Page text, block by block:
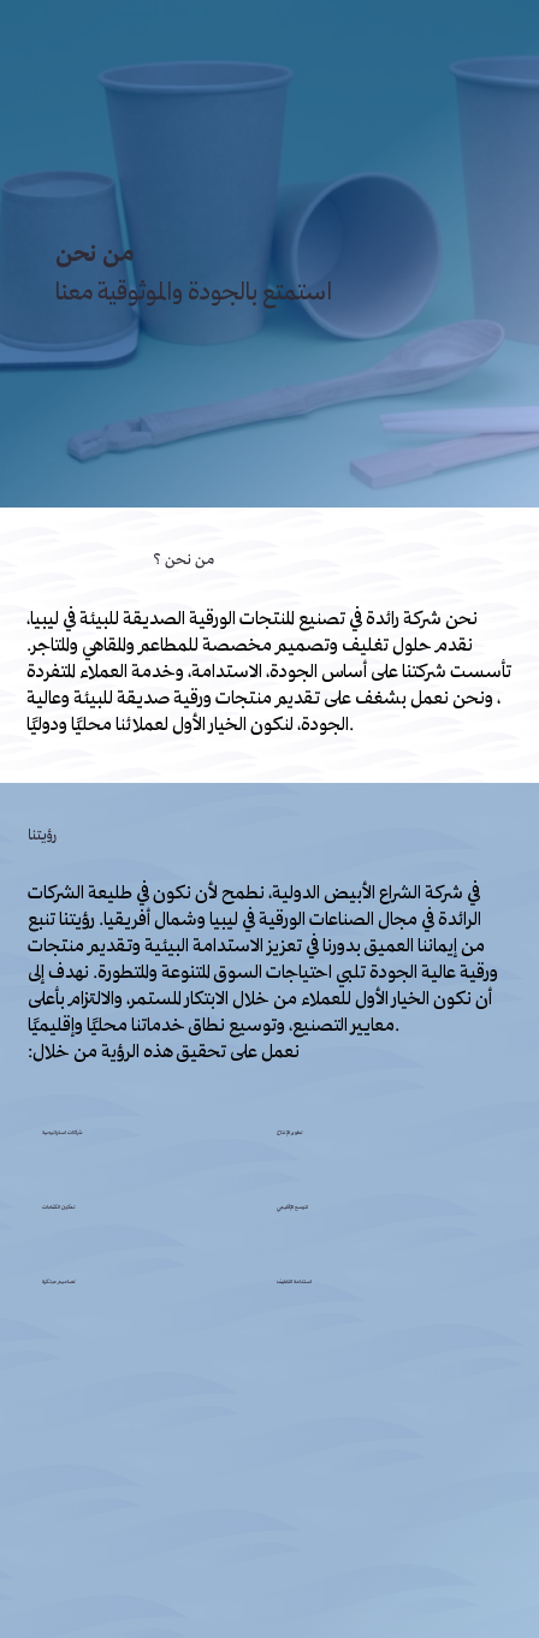
من نحن
استمتع بالجودة والموثوقية معنا
من نحن ؟
نحن شركة رائدة في تصنيع المنتجات الورقية الصديقة للبيئة في ليبيا،
نقدم حلول تغليف وتصميم مخصصة للمطاعم والمقاهي والمتاجر.
تأسست شركتنا على أساس الجودة، الاستدامة، وخدمة العملاء المتفردة
، ونحن نعمل بشغف على تقديم منتجات ورقية صديقة للبيئة وعالية
الجودة، لنكون الخيار الأول لعملائنا محليًا ودوليًا.
رؤيتنا
في شركة الشراع الأبيض الدولية، نطمح لأن نكون في طليعة الشركات
الرائدة في مجال الصناعات الورقية في ليبيا وشمال أفريقيا. رؤيتنا تنبع
من إيماننا العميق بدورنا في تعزيز الاستدامة البيئية وتقديم منتجات
ورقية عالية الجودة تلبي احتياجات السوق المتنوعة والمتطورة. نهدف إلى
أن نكون الخيار الأول للعملاء من خلال الابتكار المستمر، والالتزام بأعلى
معايير التصنيع، وتوسيع نطاق خدماتنا محليًا وإقليميًا.
:نعمل على تحقيق هذه الرؤية من خلال
شراكات استراتيجية تطوير الإنتاج
تمكين الكفاءات لتوسع الإقليمي
تصاميم مبتكرة استدامة التغليف